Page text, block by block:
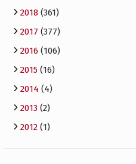
2018(361)
2017 (377)
2016(106)
2015(16)
2014 (4)
2013(2)
2012(1)